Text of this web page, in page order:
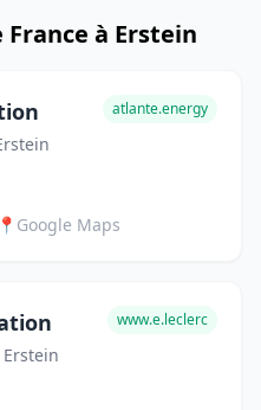
France à Erstein
atlante.energy
📍 Google Maps
www.e.leclerc